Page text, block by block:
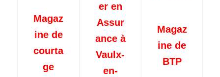
Magaz
ine de
courta
ge
er en
Assur
ance à
Vaulx-
en-
Magaz
ine de
BTP